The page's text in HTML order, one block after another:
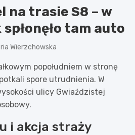
na trasie S8 – w
tam auto
Wierzchowska
popołudniem w stronę
spore utrudnienia. W
ulicy Gwiaździstej
i akcja straży